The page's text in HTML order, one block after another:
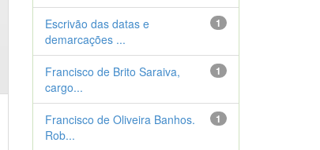
1
Escrivão das datas e
demarcações ...
1
Francisco de Brito Saraiva,
cargo...
1
Francisco de Oliveira Banhos.
Rob...